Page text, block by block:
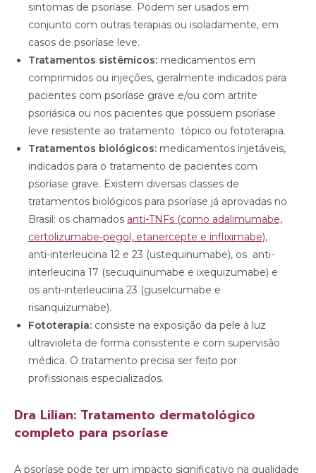
sintomas de psoríase. Podem ser usados em
conjunto com outras terapias ou isoladamente, em
casos de psoríase leve.
Tratamentos sistêmicos: medicamentos em
comprimidos ou injeções, geralmente indicados para
pacientes com psoríase grave e/ou com artrite
psoriásica ou nos pacientes que possuem psoríase
leve resistente ao tratamento tópico ou fototerapia.
Tratamentos biológicos: medicamentos injetáveis,
indicados para o tratamento de pacientes com
psoríase grave. Existem diversas classes de
tratamentos biológicos para psoríase já aprovadas no
Brasil: os chamados anti-TNFs (como adalimumabe,
certolizumabe-pegol, etanercepte e infliximabe),
anti-interleucina 12 e 23 (ustequinumabe), os anti-
interleucina 17 (secuquinumabe e ixequizumabe) e
os anti-interleuciina 23 (guselcumabe e
risanquizumabe).
Fototerapia: consiste na exposição da pele à luz
ultravioleta de forma consistente e com supervisão
médica. O tratamento precisa ser feito por
profissionais especializados.
Dra Lilian: Tratamento dermatológico
completo para psoríase
A psoríase pode ter um impacto significativo na qualidade